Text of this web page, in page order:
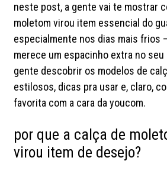
neste post, a gente vai te mostrar
moletom virou item essencial do
especialmente nos dias mais frios
merece um espacinho extra no seu
gente descobrir os modelos de
estilosos, dicas pra usar e, claro,
favorita com a cara da youcom.
por que a calça de
virou item de desejo?